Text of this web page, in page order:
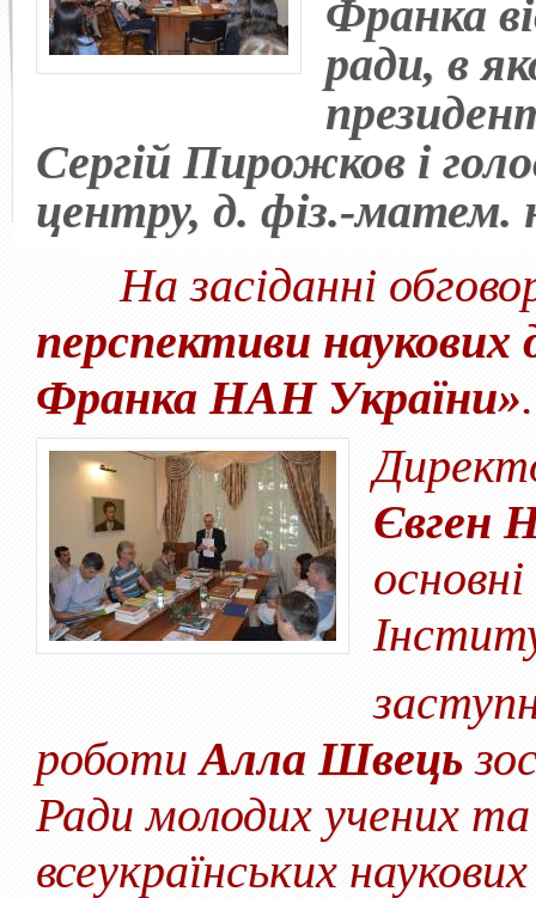
Франка
ради, в
Сергій Пирожков і
центру, д. фіз.-матем.
На засіданні
перспективи
Франка НАН України»
Євген
роботиАлла Швець
Ради молодих учених та
всеукраїнських